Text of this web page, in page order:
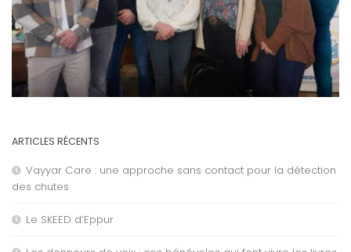
ARTICLES RÉCENTS
Vayyar Care : une approche sans contact pour la détection
des chutes
Le SKEED d’Eppur